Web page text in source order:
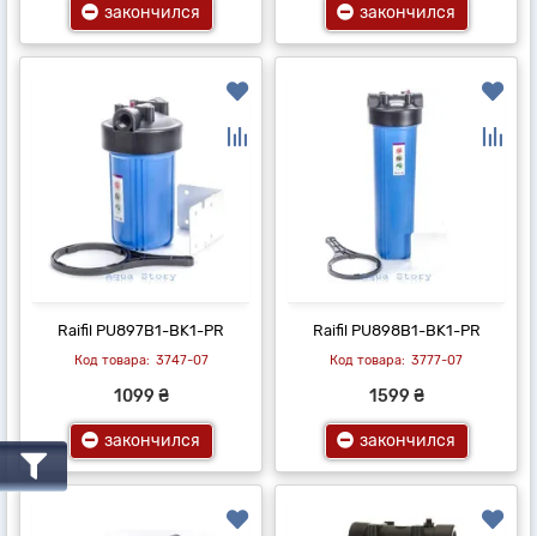
закончился закончился
Raifil PU897B1-BK1-PR
3747-07
1099 ₴
закончился
Raifil PU898B1-BK1-PR
3777-07
1599 ₴
закончился